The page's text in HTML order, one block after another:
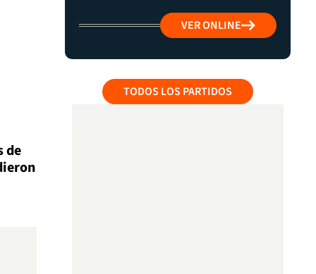
de
VER ONLINE
TODOS LOS PARTIDOS